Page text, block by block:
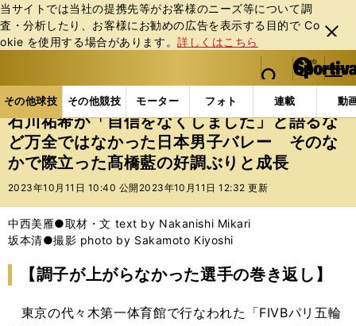
当サイトでは当社の提携先等がお客様のニーズ等について調
査・分析したり、お客様にお勧めの広告を表⽰する⽬的で Co
okie を使⽤する場合があります。詳しくはこちら
閉じ
る
web Sportiva (webスポルティーバ)
検索
マイペ
ー
ジ
メニュ
その他球技 その他競技 モーター フォト 連載 動
ス
ポ
ル
テ
ー
バ
その他球技の記事一覧 バレー 石川祐希が「自信を
石川祐希が「自信をなくしました」と語るな
ど万全ではなかった日本男子バレー そのな
かで際立った髙橋藍の好調ぶりと成長
2023年10月11日 10:40 公開 2023年10月11日 12:32 更新
中西美雁●取材・文 text by Nakanishi Mikari
坂本清●撮影 photo by Sakamoto Kiyoshi
【調子が上がらなかった選手の巻き返し】
東京の代々木第一体育館で行なわれた「FIVBパリ五輪